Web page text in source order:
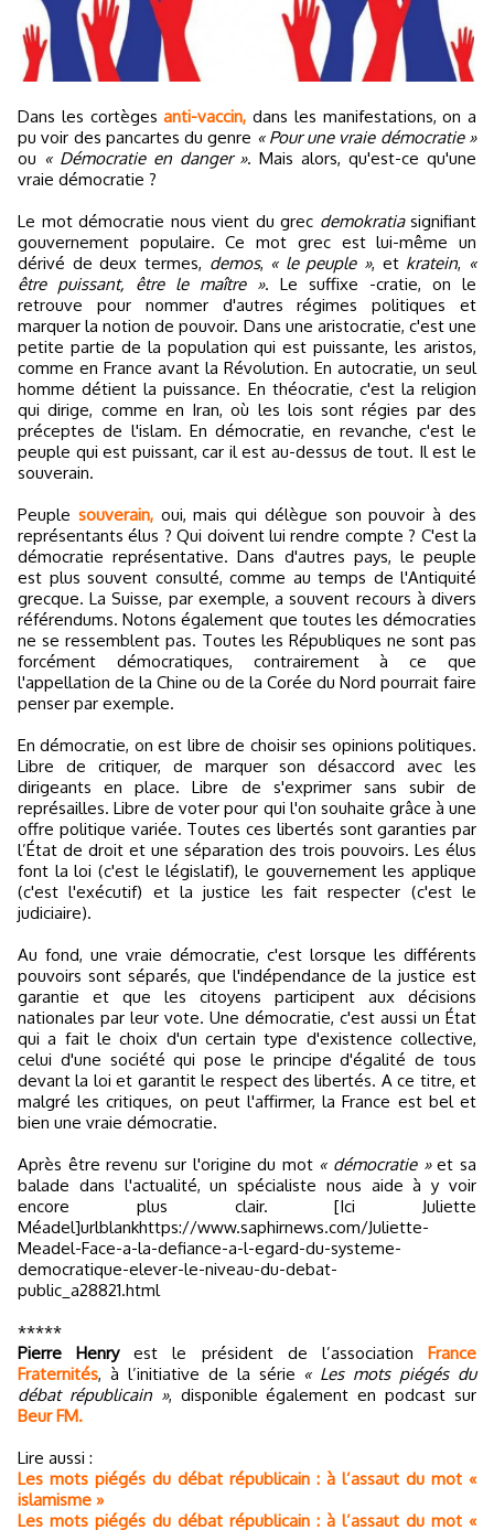
Dans les cortègesanti-vaccin, dans les manifestations, on a
pu voir des pancartes du genre « Pour une vraie démocratie »
ou « Démocratie en danger ». Mais alors, qu'est-ce qu'une
vraie démocratie ?
Le mot démocratie nous vient du grec demokratiasignifiant
gouvernement populaire. Ce mot grec est lui-même un
dérivé de deux termes, demos, « le peuple », et kratein, «
être puissant, être le maître ». Le suffixe -cratie, on le
retrouve pour nommer d'autres régimes politiques et
marquer la notion de pouvoir. Dans une aristocratie, c'est une
petite partie de la population qui est puissante, les aristos,
comme en France avant la Révolution. En autocratie, un seul
homme détient la puissance. En théocratie, c'est la religion
qui dirige, comme en Iran, où les lois sont régies par des
préceptes de l'islam. En démocratie, en revanche, c'est le
peuple qui est puissant, car il est au-dessus de tout. Il est le
souverain.
Peuple souverain,oui, mais qui délègue son pouvoir à des
représentants élus ? Qui doivent lui rendre compte ? C'est la
démocratie représentative. Dans d'autres pays, le peuple
est plus souvent consulté, comme au temps de l'Antiquité
grecque. La Suisse, par exemple, a souvent recours à divers
référendums. Notons également que toutes les démocraties
ne se ressemblent pas. Toutes les Républiques ne sont pas
forcément démocratiques, contrairement à ce que
l'appellation de la Chine ou de la Corée du Nord pourrait faire
penser par exemple.
En démocratie, on est libre de choisir ses opinions politiques.
Libre de critiquer, de marquer son désaccord avec les
dirigeants en place. Libre de s'exprimer sans subir de
représailles. Libre de voter pour qui l'on souhaite grâce à une
offre politique variée. Toutes ces libertés sont garanties par
l’État de droit et une séparation des trois pouvoirs. Les élus
font la loi (c'est le législatif), le gouvernement les applique
(c'est l'exécutif) et la justice les fait respecter (c'est le
judiciaire).
Au fond, une vraie démocratie, c'est lorsque les différents
pouvoirs sont séparés, que l'indépendance de la justice est
garantie et que les citoyens participent aux décisions
nationales par leur vote. Une démocratie, c'est aussi un État
qui a fait le choix d'un certain type d'existence collective,
celui d'une société qui pose le principe d'égalité de tous
devant la loi et garantit le respect des libertés. A ce titre, et
malgré les critiques, on peut l'affirmer, la France est bel et
bien une vraie démocratie.
Après être revenu sur l'origine du mot « démocratie »et sa
balade dans l'actualité, un spécialiste nous aide à y voir
encore plus clair. [Ici Juliette
Méadel]urlblankhttps://www.saphirnews.com/Juliette-
Meadel-Face-a-la-defiance-a-l-egard-du-systeme-
democratique-elever-le-niveau-du-debat-
public_a28821.html
*****
Pierre Henryest le président de l’association France
Fraternités, à l’initiative de la série « Les mots piégés du
débat républicain », disponible également en podcast sur
Beur FM.
Lire aussi :
Les mots piégés du débat républicain : à l’assaut du mot «
islamisme »
Les mots piégés du débat républicain : à l’assaut du mot «